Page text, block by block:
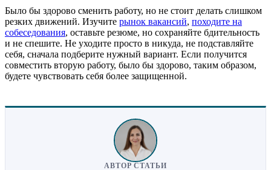
Было бы здорово сменить работу, но не стоит делать слишком
резких движений. Изучите рынок вакансий, походите на
собеседования, оставьте резюме, но сохраняйте бдительность
и не спешите. Не уходите просто в никуда, не подставляйте
себя, сначала подберите нужный вариант. Если получится
совместить вторую работу, было бы здорово, таким образом,
будете чувствовать себя более защищенной.
АВТОР СТАТЬИ